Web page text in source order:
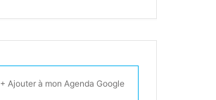
+ Ajouter à mon Agenda Google